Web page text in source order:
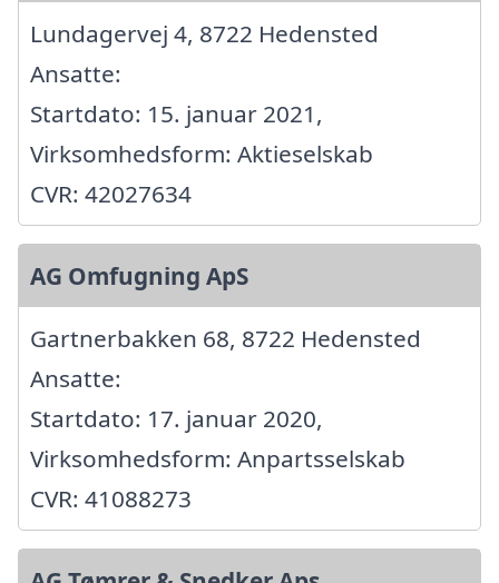
Lundagervej 4, 8722 Hedensted
Ansatte:
Startdato: 15. januar 2021,
Virksomhedsform: Aktieselskab
CVR: 42027634
AG Omfugning ApS
Gartnerbakken 68, 8722 Hedensted
Ansatte:
Startdato: 17. januar 2020,
Virksomhedsform: Anpartsselskab
CVR: 41088273